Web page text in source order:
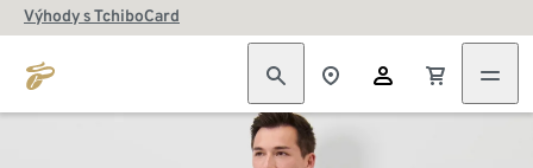
Výhody s TchiboCard